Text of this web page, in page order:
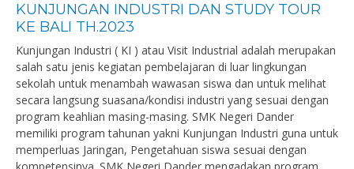
KUNJUNGAN INDUSTRI DAN STUDY TOUR
KE BALI TH.2023
Kunjungan Industri ( KI ) atau Visit Industrial adalah merupakan
salah satu jenis kegiatan pembelajaran di luar lingkungan
sekolah untuk menambah wawasan siswa dan untuk melihat
secara langsung suasana/kondisi industri yang sesuai dengan
program keahlian masing-masing. SMK Negeri Dander
memiliki program tahunan yakni Kunjungan Industri guna untuk
memperluas Jaringan, Pengetahuan siswa sesuai dengan